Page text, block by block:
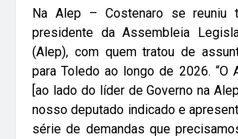
Na Alep – Costenaro se reuniu
presidente da Assembleia
(Alep), com quem tratou de
para Toledo ao longo de 2026. “O
[ao lado do líder de Governo na
nosso deputado indicado e
série de demandas que